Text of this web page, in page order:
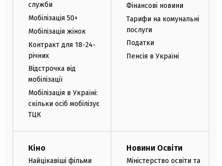
служби
Мобілізація 50+
Мобілізація жінок
Контракт для 18-24-
річних
Відстрочка від
мобілізації
Мобілізація в Україні:
скільки осіб мобілізує
ТЦК
Фінансові новини
Тарифи на комунальні
послуги
Податки
Пенсія в Україні
Кіно
Найцікавіші фільми
Новини Освіти
Міністерство освіти та